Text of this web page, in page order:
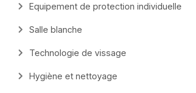
Equipement de protection individuelle
Salle blanche
Technologie de vissage
Hygiène et nettoyage